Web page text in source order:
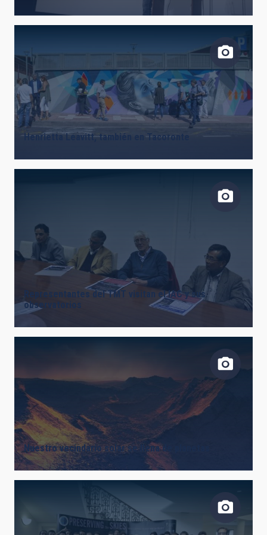
Henrietta Leavitt, también en Tacoronte
Representantes del TMT visitan el IAC y sus
observatorios
Nuestro vecindario solar se llena de planetas